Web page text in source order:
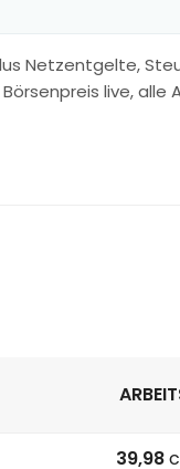
Netzentgelte,
live, alle
39,98